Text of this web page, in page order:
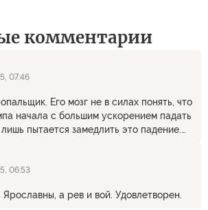
комментарии
07:46
Его мозг не в силах понять, что
начала с большим ускорением падать
пытается замедлить это падение.
о том, что Америка победила
говорит , что автор либо дремучий
лжец.
06:53
а рев и вой. Удовлетворен.